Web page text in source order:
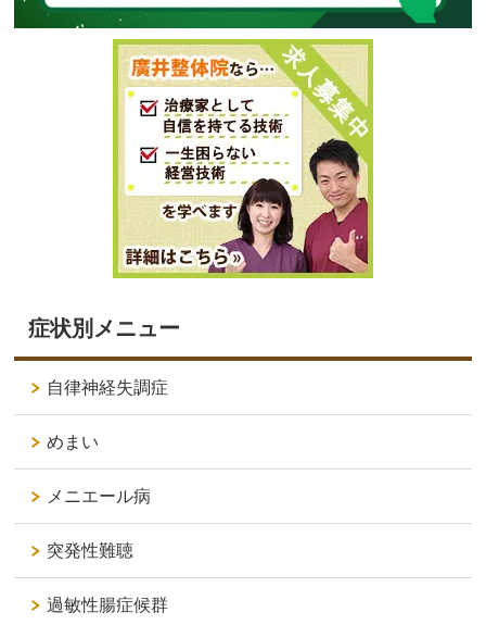
症状別メニュー
自律神経失調症
めまい
メニエール病
突発性難聴
過敏性腸症候群